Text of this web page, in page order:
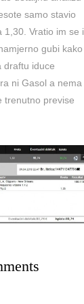
samo stavio
1,30. Vratio im se i
gubi kako
draftu iduce
ni Gasol a nema
trenutno previse